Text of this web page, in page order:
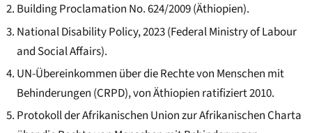
Building Proclamation No. 624/2009 (Äthiopien).
National Disability Policy, 2023 (Federal Ministry of Labour
and Social Affairs).
UN-Übereinkommen über die Rechte von Menschen mit
Behinderungen (CRPD), von Äthiopien ratifiziert 2010.
Protokoll der Afrikanischen Union zur Afrikanischen Charta